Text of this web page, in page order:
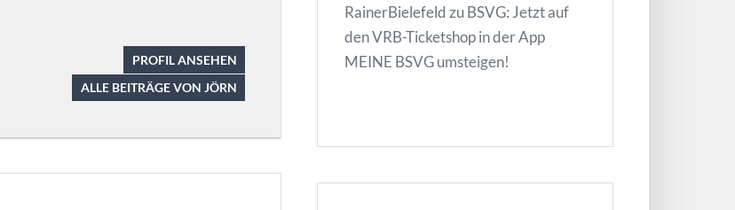
PROFIL ANSEHEN
ALLE BEITRÄGE VON JÖRN
RainerBielefeld zuBSVG: Jetzt auf
den VRB-Ticketshop in der App
MEINE BSVG umsteigen!